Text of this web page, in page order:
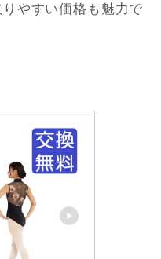
やすい価格も魅力で